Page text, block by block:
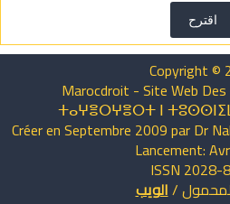
اقترح
Copyright ©
Marocdroit - Site Web Des
ⵜⴰⵖⴻⵔⵖⴻⵔⵜ ⵏ
Créer en Septembre 2009 par Dr
Lancement:
ISSN 2028-
/الويب